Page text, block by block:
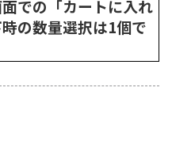
での「カートに入れ
の数量選択は1個で